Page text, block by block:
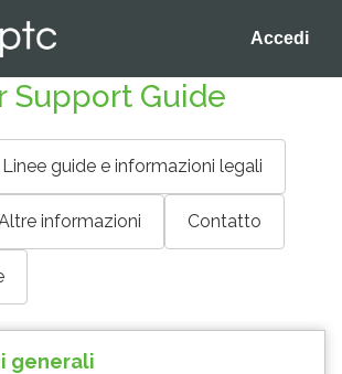
Accedi
Support Guide
Linee guide e informazioni legali
informazioni Contatto
generali